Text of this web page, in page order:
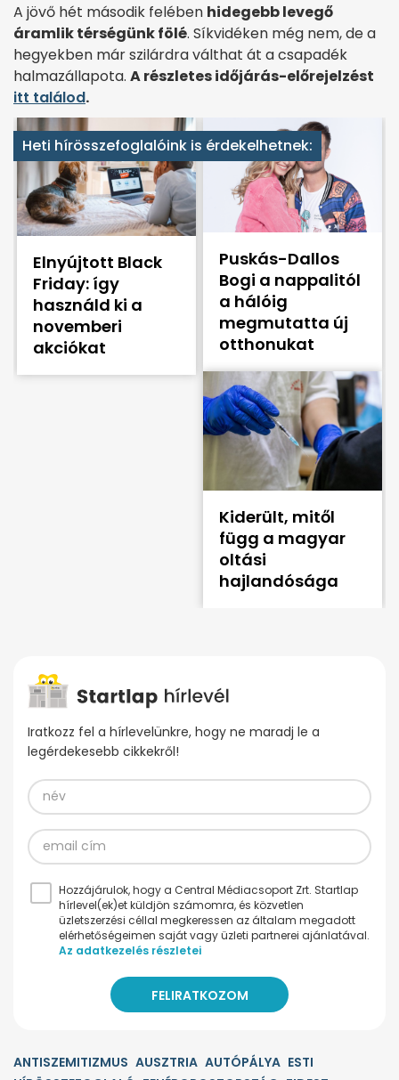
A jövő hét második felében hidegebb levegő
áramlik térségünk fölé. Síkvidéken még nem, de a
hegyekben már szilárdra válthat át a csapadék
halmazállapota. A részletes időjárás-előrejelzést
itt találod.
Heti hírösszefoglalóink is érdekelhetnek:
Elnyújtott Black
Friday: így
használd ki a
novemberi
akciókat
Puskás-Dallos
Bogi a nappalitól
a hálóig
megmutatta új
otthonukat
Kiderült, mitől
függ a magyar
oltási
hajlandósága
Iratkozz fel a hírlevelünkre, hogy ne maradj le a
legérdekesebb cikkekről!
Hozzájárulok, hogy a Central Médiacsoport Zrt. Startlap
hírlevel(ek)et küldjön számomra, és közvetlen
üzletszerzési céllal megkeressen az általam megadott
elérhetőségeimen saját vagy üzleti partnerei ajánlatával.
Az adatkezelés részletei
ANTISZEMITIZMUS AUSZTRIA AUTÓPÁLYA ESTI